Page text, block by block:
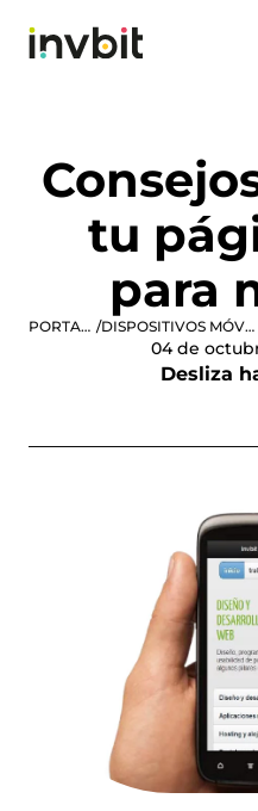
tu
para
PORTADA / DISPOSITIVOS MÓVILES
04 de
Desliza